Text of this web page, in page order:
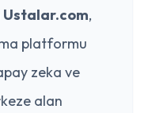
Ustalar.com,
platformu
zeka ve
alan